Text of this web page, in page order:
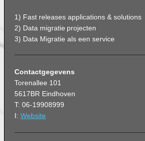
1) Fast releases applications & solutions
2) Data migratie projecten
3) Data Migratie als een service
Contactgegevens
Torenallee 101
5617BR Eindhoven
T: 06-19908999
I: Website